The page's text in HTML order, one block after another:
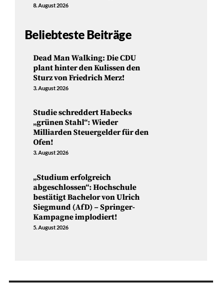
8. August 2026
Beliebteste Beiträge
Dead Man Walking: Die CDU
plant hinter den Kulissen den
Sturz von Friedrich Merz!
3. August 2026
Studie schreddert Habecks
„grünen Stahl“: Wieder
Milliarden Steuergelder für den
Ofen!
3. August 2026
„Studium erfolgreich
abgeschlossen“: Hochschule
bestätigt Bachelor von Ulrich
Siegmund (AfD) – Springer-
Kampagne implodiert!
5. August 2026